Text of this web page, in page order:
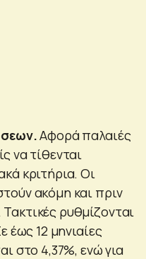
Αφορά παλαιές
να τίθενται
κριτήρια. Οι
ακόμη και πριν
ρυθμίζονται
έως 12 μηνιαίες
στο 4,37%, ενώ για